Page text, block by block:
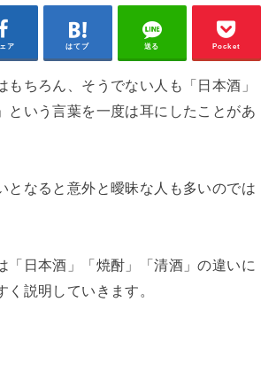
ア はてブ 送る Pocket
もちろん、そうでない人も「日本酒」
という言葉を一度は耳にしたことがあ
となると意外と曖昧な人も多いのでは
「日本酒」「焼酎」「清酒」の違いに
く説明していきます。